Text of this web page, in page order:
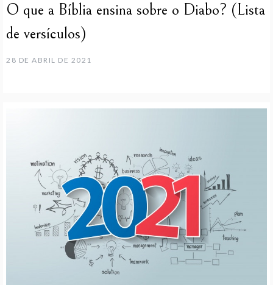
O que a Bíblia ensina sobre o Diabo? (Lista
de versículos)
28 DE ABRIL DE 2021